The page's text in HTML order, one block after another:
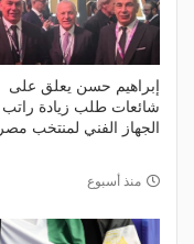
إبراهيم حسن يعلق على
شائعات طلب زيادة راتب
الجهاز الفني لمنتخب مصر
منذ أسبوع